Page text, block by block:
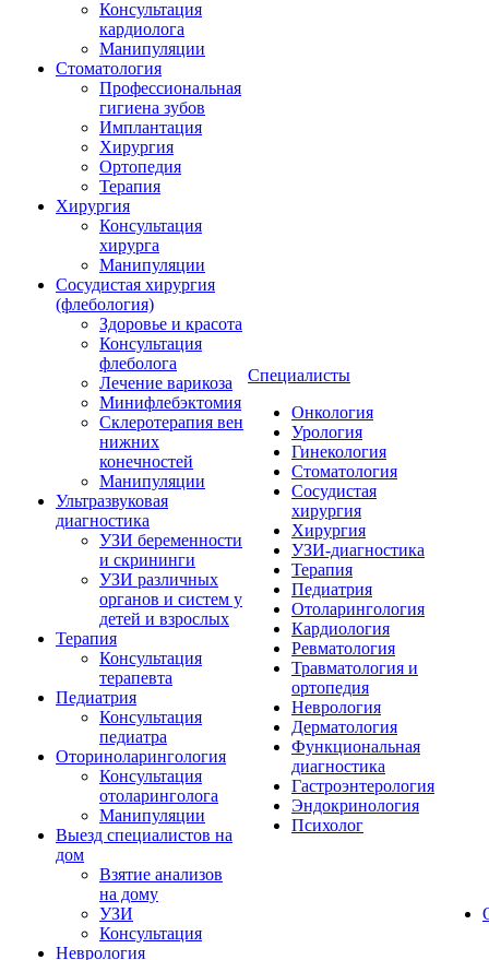
Консультация
кардиолога
Манипуляции
Стоматология
Профессиональная
гигиена зубов
Имплантация
Хирургия
Ортопедия
Терапия
Хирургия
Консультация
хирурга
Манипуляции
Cосудистая хирургия
(флебология)
Здоровье и красота
Консультация
флеболога
Лечение варикоза
Минифлебэктомия
Склеротерапия вен
нижних
конечностей
Манипуляции
Ультразвуковая
диагностика
УЗИ беременности
и скрининги
УЗИ различных
органов и систем у
детей и взрослых
Терапия
Консультация
терапевта
Педиатрия
Консультация
педиатра
Оториноларингология
Консультация
отоларинголога
Манипуляции
Выезд специалистов на
дом
Взятие анализов
на дому
УЗИ
Консультация
Неврология
Специалисты
Онкология
Урология
Гинекология
Стоматология
Сосудистая
хирургия
Хирургия
УЗИ-диагностика
Терапия
Педиатрия
Отоларингология
Кардиология
Ревматология
Травматология и
ортопедия
Неврология
Дерматология
Функциональная
диагностика
Гастроэнтерология
Эндокринология
Психолог